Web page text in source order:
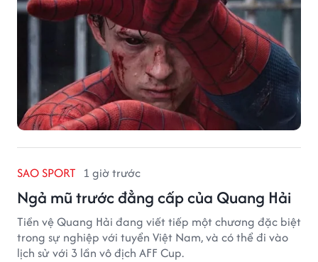
SAO SPORT 1 giờ trước
Ngả mũ trước đẳng cấp của Quang Hải
Tiền vệ Quang Hải đang viết tiếp một chương đặc biệt
trong sự nghiệp với tuyển Việt Nam, và có thể đi vào
lịch sử với 3 lần vô địch AFF Cup.